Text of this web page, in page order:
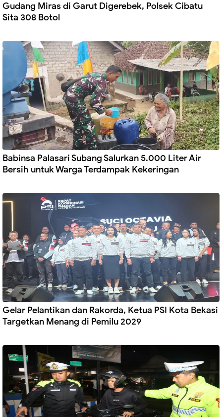
Gudang Miras di Garut Digerebek, Polsek Cibatu
Sita 308 Botol
Babinsa Palasari Subang Salurkan 5.000 Liter Air
Bersih untuk Warga Terdampak Kekeringan
Gelar Pelantikan dan Rakorda, Ketua PSI Kota Bekasi
Targetkan Menang di Pemilu 2029